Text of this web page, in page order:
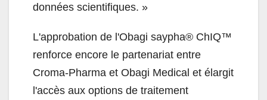
données scientifiques. »
L'approbation de l'Obagi saypha® ChIQ™
renforce encore le partenariat entre
Croma-Pharma et Obagi Medical et élargit
l'accès aux options de traitement